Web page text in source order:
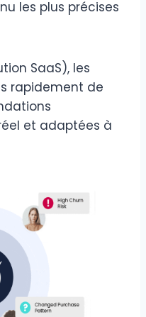
les plus précises
SaaS), les
rapidement de
et adaptées à